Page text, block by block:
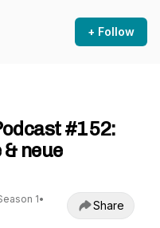
+ Follow
#152:
neue
1•
Share